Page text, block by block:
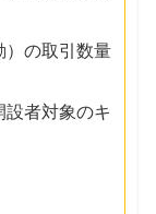
の取引数量
者対象のキ